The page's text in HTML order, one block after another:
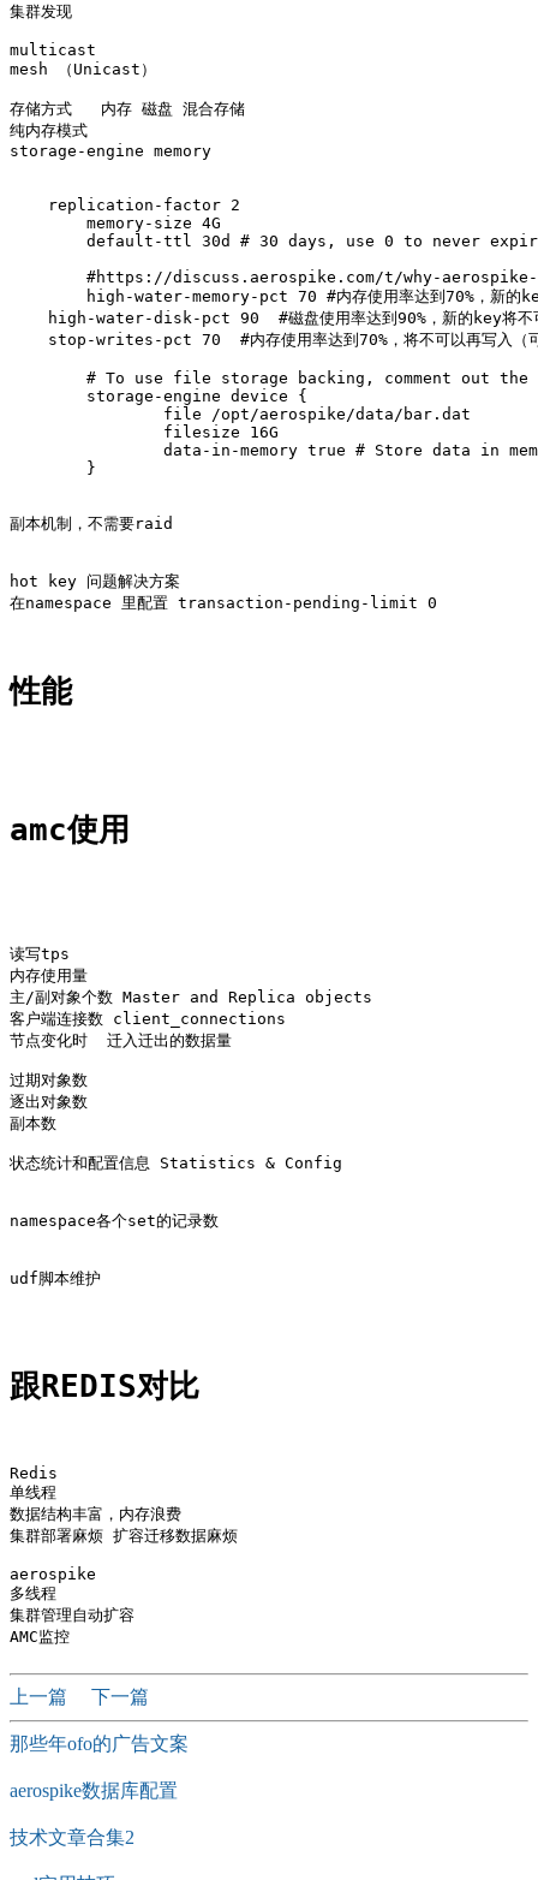
集群发现
multicast
mesh （Unicast）
存储方式   内存 磁盘 混合存储
纯内存模式
storage-engine memory
    replication-factor 2
high-water-disk-pct 90  #磁盘使用率达到90%，新的key将不
stop-writes-pct 70  #内存使用率达到70%，将不可以再写入（
副本机制，不需要raid
hot key 问题解决方案
在namespace 里配置 transaction-pending-limit 0
性能
amc使用
读写tps
内存使用量
主/副对象个数 Master and Replica objects
客户端连接数 client_connections
节点变化时  迁入迁出的数据量
过期对象数
逐出对象数
副本数
状态统计和配置信息 Statistics & Config
namespace各个set的记录数
udf脚本维护
跟REDIS对比
Redis
单线程
数据结构丰富，内存浪费
集群部署麻烦 扩容迁移数据麻烦
aerospike
多线程
集群管理自动扩容
上一篇 下一篇
那些年ofo的广告文案
aerospike数据库配置
技术文章合集2